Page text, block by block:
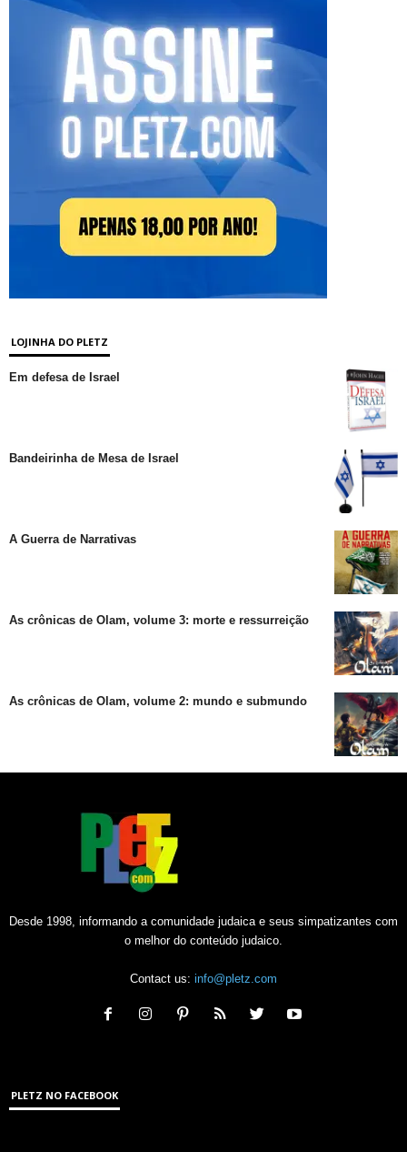
LOJINHA DO PLETZ
Em defesa de Israel
Bandeirinha de Mesa de Israel
A Guerra de Narrativas
As crônicas de Olam, volume 3: morte e ressurreição
As crônicas de Olam, volume 2: mundo e submundo
Desde 1998, informando a comunidade judaica e seus simpatizantes com
o melhor do conteúdo judaico.
Contact us: info@pletz.com
PLETZ NO FACEBOOK